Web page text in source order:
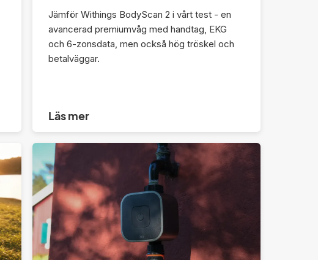
Jämför Withings BodyScan 2 i vårt test - en
avancerad premiumvåg med handtag, EKG
och 6-zonsdata, men också hög tröskel och
betalväggar.
Läs mer